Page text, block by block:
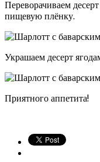
Переворачиваем
пищевую плёнку.
Украшаем десерт
Приятного аппетита!